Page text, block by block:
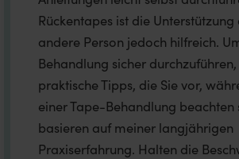
Rückentapes ist die
andere Person jedoch hilfreich.
Behandlung sicher
praktische Tipps, die Sie vor,
einer Tape-Behandlung beachten
basieren auf meiner langjährigen
Praxiserfahrung. Halten die